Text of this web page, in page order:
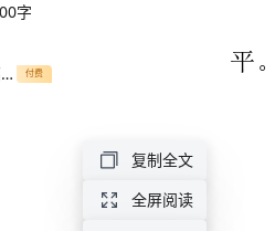
字
陕西省四校联考2024年高一物理下学期期末达标测试试题含解析 付费
复制全文
全屏阅读